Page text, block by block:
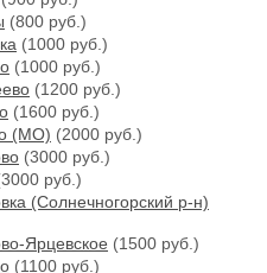
(800 руб.)
(1000 руб.)
(1000 руб.)
(1200 руб.)
(1600 руб.)
(МО) (2000 руб.)
(3000 руб.)
руб.)
(Солнечногорский р-н)
Ярцевское (1500 руб.)
(1100 руб.)